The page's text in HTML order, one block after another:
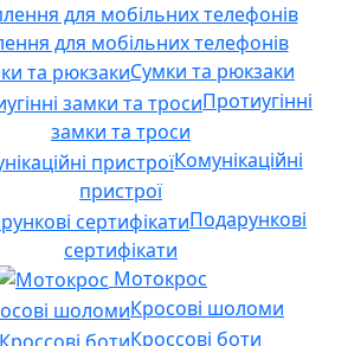
для мобільних телефонів
Сумки та рюкзаки
Протиугінні
замки та троси
Комунікаційні
пристрої
Подарункові
сертифікати
Мотокрос
Кросові шоломи
Кроссові боти